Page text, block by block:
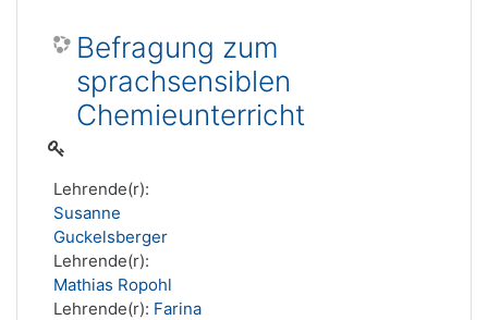
Befragung zum
sprachsensiblen
Chemieunterricht
Lehrende(r):
Susanne
Guckelsberger
Lehrende(r):
Mathias Ropohl
Lehrende(r): Farina